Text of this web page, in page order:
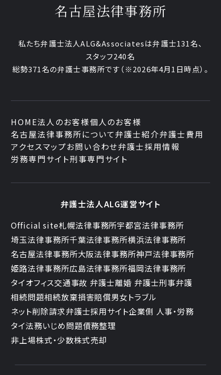
名古屋法律事務所
私たち弁護士法人ALG&Associatesは弁護士131名、
スタッフ240名
総勢371名の弁護士事務所です （※2026年4月1日時点）。
HOME法人のお客様個人のお客様
名古屋法律事務所について弁護士紹介弁護士費用
アクセスマップお問い合わせ弁護士採用情報
労務専門サイト刑事専門サイト
弁護士法人ALG運営サイト
Official site札幌法律事務所宇都宮法律事務所
埼玉法律事務所千葉法律事務所横浜法律事務所
名古屋法律事務所大阪法律事務所神戸法律事務所
姫路法律事務所広島法律事務所福岡法律事務所
タイオフィス交通事故 弁護士離婚 弁護士刑事弁護
相続問題相続放棄損害賠償男女トラブル
ネット削除請求弁護士採用サイト企業側 人事・労務
タイ法務いじめ問題債務整理
非上場株式・少数株式売却